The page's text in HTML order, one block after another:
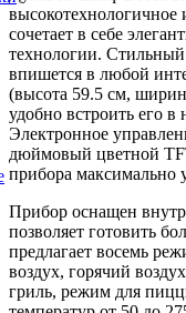
высокотехнологичное
сочетает в себе
технологии.
впишется в любой
(высота 59.5 см,
удобно встроить его
Электронное
дюймовый цветной
прибора
Прибор оснащен
позволяет готовить
предлагает восемь
воздух, горячий
гриль, режим для